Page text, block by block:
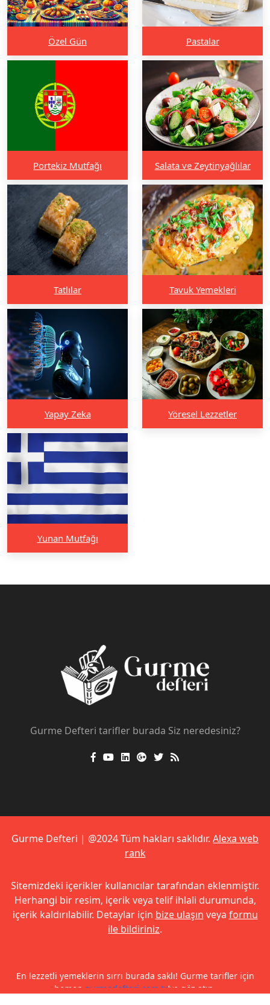
Özel Gün Pastalar
Portekiz Mutfağı Salata ve Zeytinyağlılar
Tatlılar Tavuk Yemekleri
Yapay Zeka Yöresel Lezzetler
Yunan Mutfağı
Gurme Defteri tarifler burada Siz neredesiniz?
Gurme Defteri | @2024 Tüm hakları saklıdır. Alexa web
rank
Sitemizdeki içerikler kullanıcılar tarafından eklenmiştir.
Herhangi bir resim, içerik veya telif ihlali durumunda,
içerik kaldırılabilir. Detaylar için bize ulaşın veya formu
ile bildiriniz.
En lezzetli yemeklerin sırrı burada saklı! Gurme tarifler için
hemen gurmedefteri.com.tr’ye göz atın.